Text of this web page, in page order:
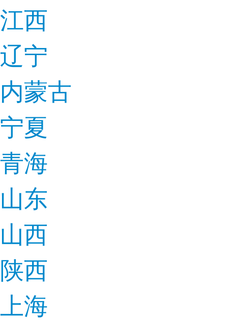
江西
辽宁
内蒙古
宁夏
青海
山东
山西
陕西
上海